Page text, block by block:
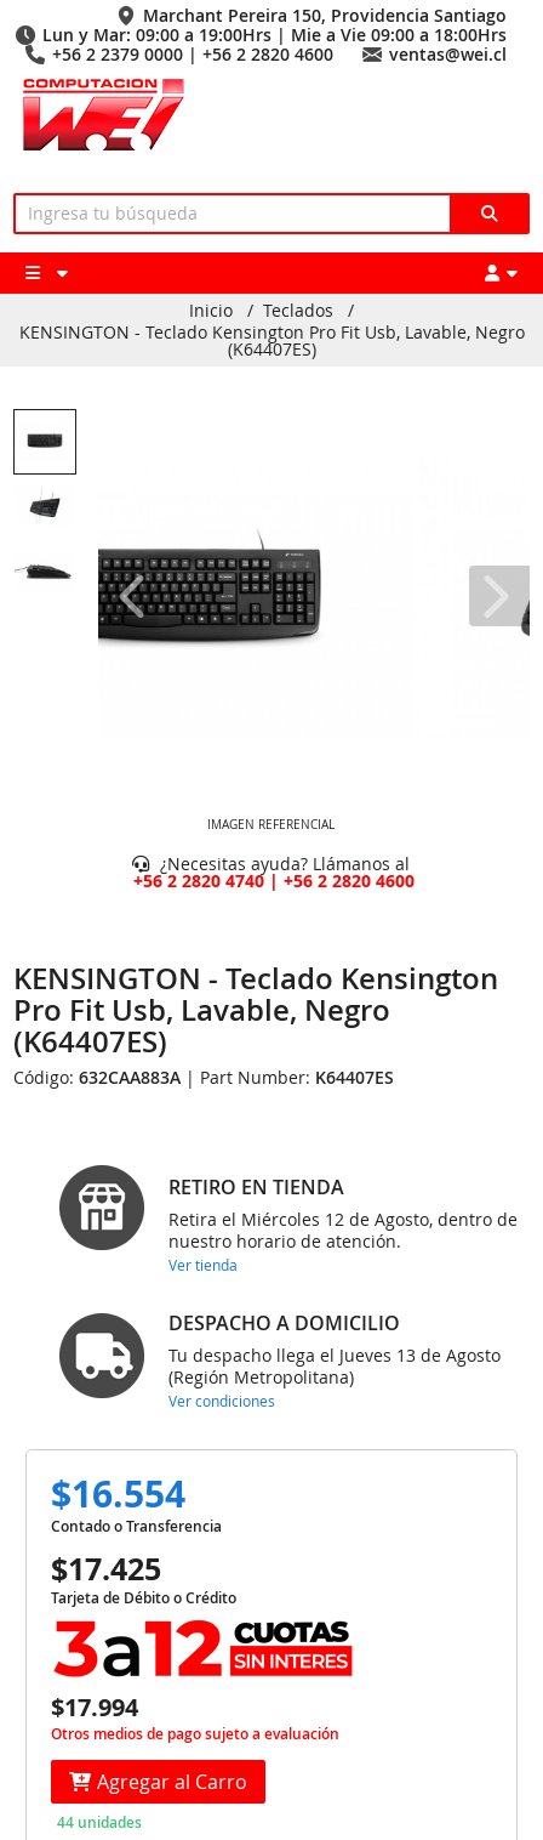
Marchant Pereira 150, Providencia Santiago
Lun y Mar: 09:00 a 19:00Hrs | Mie a Vie 09:00 a 18:00Hrs
+56 2 2379 0000 | +56 2 2820 4600
ventas@wei.cl
Inicio / Teclados
/
KENSINGTON - Teclado Kensington Pro Fit Usb, Lavable, Negro
(K64407ES)
IMAGEN REFERENCIAL
¿Necesitas ayuda? Llámanos al
+56 2 2820 4740 | +56 2 2820 4600
KENSINGTON - Teclado Kensington
Pro Fit Usb, Lavable, Negro
(K64407ES)
Código:632CAA883A | Part Number: K64407ES
RETIRO EN TIENDA
Retira el Miércoles 12 de Agosto, dentro de
nuestro horario de atención.
Ver tienda
DESPACHO A DOMICILIO
Tu despacho llega el Jueves 13 de Agosto
(Región Metropolitana)
Ver condiciones
$16.554
Contado o Transferencia
$17.425
Tarjeta de Débito o Crédito
$17.994
Otros medios de pago sujeto a evaluación
Agregar al Carro
44 unidades